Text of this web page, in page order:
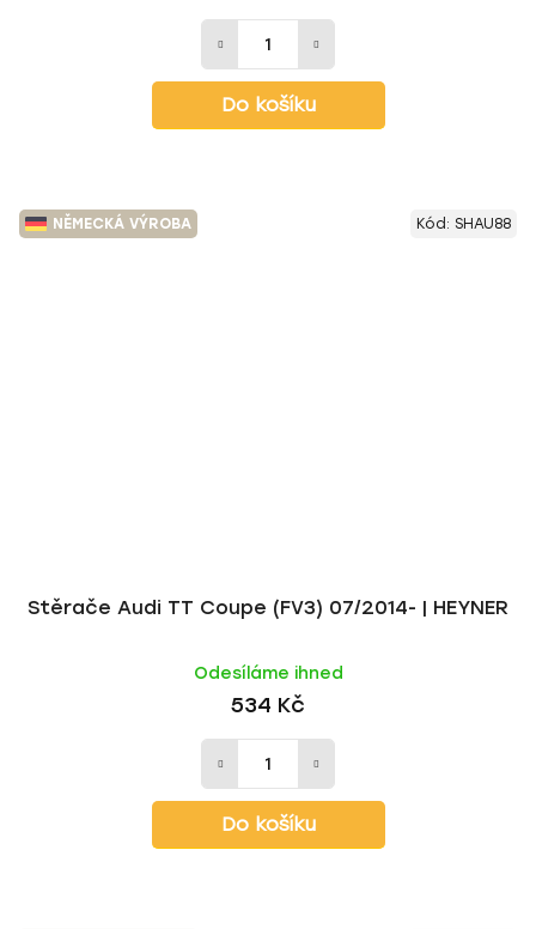
Do košíku
NĚMECKÁ VÝROBA
Stěrače Audi TT Coupe (FV3) 07/2014- | HEYNER
Odesíláme ihned
534 Kč
Do košíku
Kód: SHAU88